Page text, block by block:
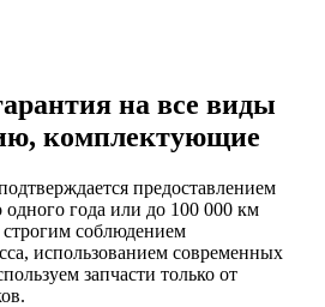
на все виды
комплектующие
предоставлением
года или до 100 000 км
строгим соблюдением
использованием современных
запчасти только от